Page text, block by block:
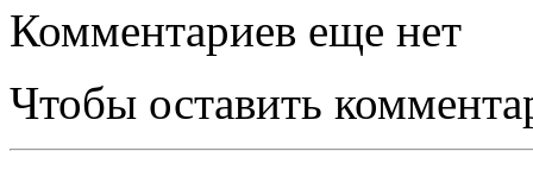
Комментариев еще нет
Чтобы оставить